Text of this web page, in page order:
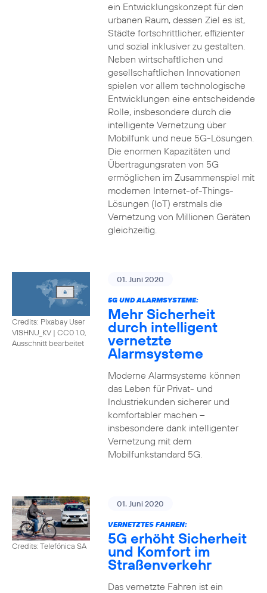
ein Entwicklungskonzept für den
urbanen Raum, dessen Ziel es ist,
Städte fortschrittlicher, effizienter
und sozial inklusiver zu gestalten.
Neben wirtschaftlichen und
gesellschaftlichen Innovationen
spielen vor allem technologische
Entwicklungen eine entscheidende
Rolle, insbesondere durch die
intelligente Vernetzung über
Mobilfunk und neue 5G-Lösungen.
Die enormen Kapazitäten und
Übertragungsraten von 5G
ermöglichen im Zusammenspiel mit
modernen Internet-of-Things-
Lösungen (IoT) erstmals die
Vernetzung von Millionen Geräten
gleichzeitig.
Credits: Pixabay User
VISHNU_KV | CC0 1.0,
Ausschnitt bearbeitet
01. Juni 2020
5G UND ALARMSYSTEME:
Mehr Sicherheit
durch intelligent
vernetzte
Alarmsysteme
Moderne Alarmsysteme können
das Leben für Privat- und
Industriekunden sicherer und
komfortabler machen –
insbesondere dank intelligenter
Vernetzung mit dem
Mobilfunkstandard 5G.
Credits: Telefónica SA
01. Juni 2020
VERNETZTES FAHREN:
5G erhöht Sicherheit
und Komfort im
Straßenverkehr
Das vernetzte Fahren ist ein